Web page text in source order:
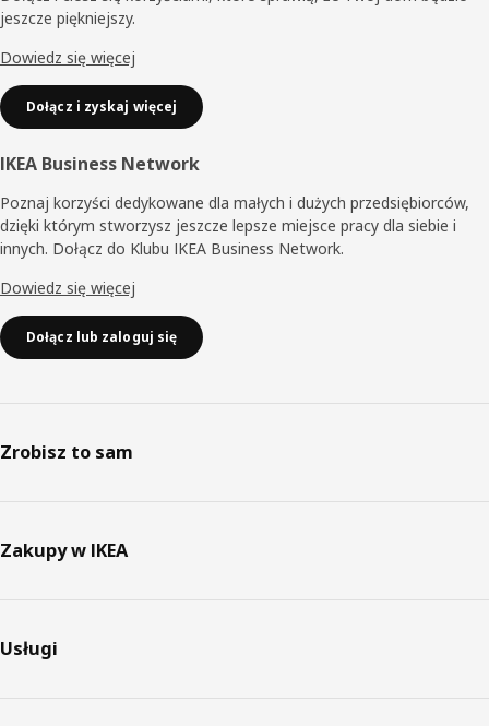
jeszcze piękniejszy.
Dowiedz się więcej
Dołącz i zyskaj więcej
IKEA Business Network
Poznaj korzyści dedykowane dla małych i dużych przedsiębiorców,
dzięki którym stworzysz jeszcze lepsze miejsce pracy dla siebie i
innych. Dołącz do Klubu IKEA Business Network.
Dowiedz się więcej
Dołącz lub zaloguj się
Zrobisz to sam
Zakupy w IKEA
Usługi